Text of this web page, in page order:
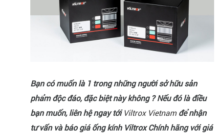
Bạn có muốn là 1 trong những người sở hữu sản
phẩm độc đáo, đặc biệt này không ? Nếu đó là điều
bạn muốn, liên hệ ngay tới Viltrox Vietnamđể nhận
tư vấn và báo giá ống kính Viltrox Chính hãng với giá